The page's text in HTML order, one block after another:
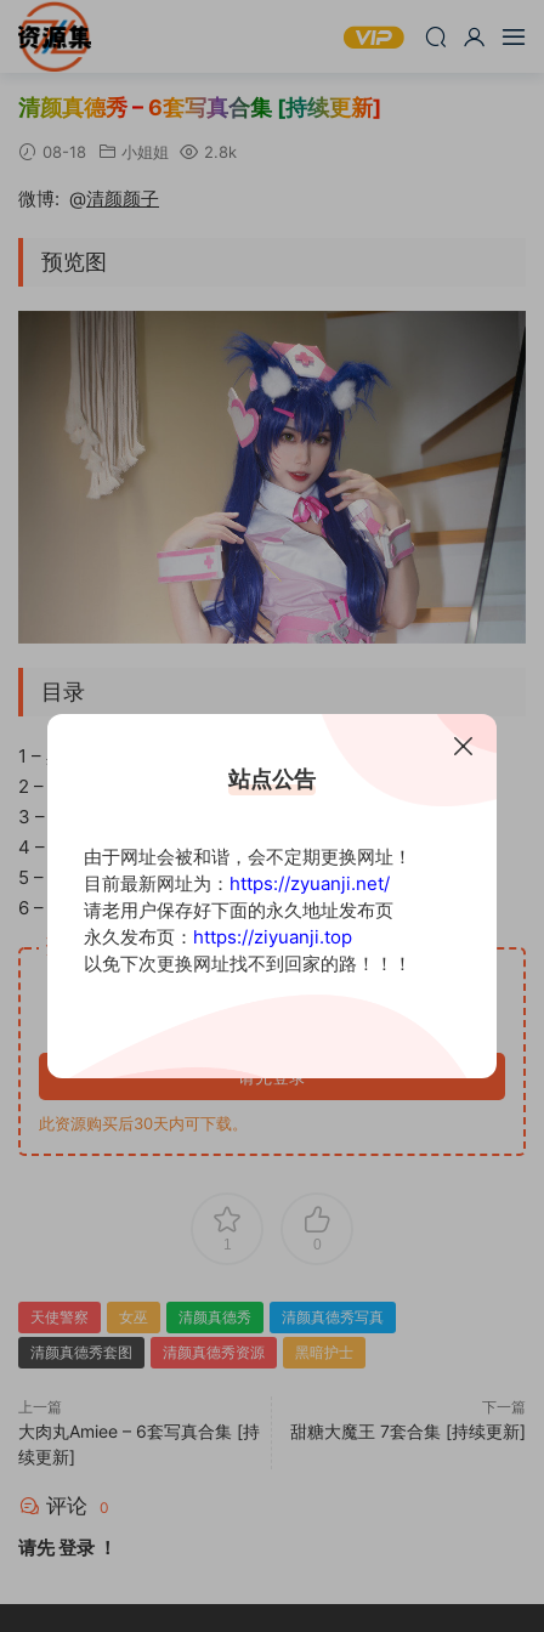
清颜真德秀 – 6套写真合集 [持续更新]
08-18 小姐姐 2.8k
微博: @清颜颜子
预览图
目录
1 – 黑暗护士
2 – 天使警察
3 – 女巫
4 – 圣诞
5 – 黑色
6 – 阿狸护士
资源下载
请先登录
此资源购买后30天内可下载。
1 0
天使警察 女巫 清颜真德秀
清颜真德秀写真
清颜真德秀套图
清颜真德秀资源 黑暗护士
上一篇
大肉丸Amiee – 6套写真合集 [持
续更新]
下一篇
甜糖大魔王 7套合集 [持续更新]
评论 0
请先登录 ！
站点公告
由于网址会被和谐，会不定期更换网址！
目前最新网址为： https://zyuanji.net/
请老用户保存好下面的永久地址发布页
永久发布页： https://ziyuanji.top
以免下次更换网址找不到回家的路！！！